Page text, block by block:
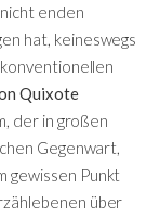
enden
hat, keineswegs
Quixote
der in großen
Gegenwart,
gewissen Punkt
über